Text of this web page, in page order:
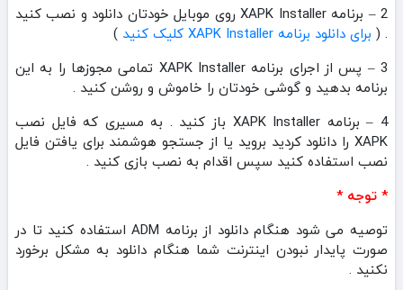
2 – برنامه XAPK Installer روی موبایل خودتان دانلود و نصب کنید
. ( برای دانلود برنامه XAPK Installer کلیک کنید
)
3 – پس از اجرای برنامه XAPK Installer تمامی مجوزها را به این
برنامه بدهید و گوشی خودتان را خاموش و روشن کنید .
4 – برنامه XAPK Installer باز کنید . به مسیری که فایل نصب
XAPK را دانلود کردید بروید یا از جستجو هوشمند برای یافتن فایل
نصب استفاده کنید سپس اقدام به نصب بازی کنید .
* توجه *
توصیه می شود هنگام دانلود از برنامه ADM استفاده کنید تا در
صورت پایدار نبودن اینترنت شما هنگام دانلود به مشکل برخورد
نکنید .